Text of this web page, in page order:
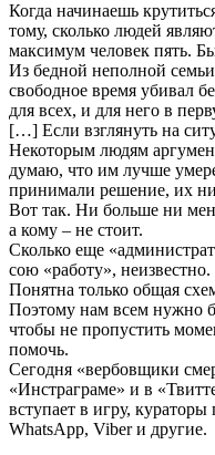
Когда начинаешь
тому, сколько людей
максимум человек пять.
Из бедной неполной
свободное время убивал
для всех, и для него в
[…] Если взглянуть на
Некоторым людям
думаю, что им лучше
принимали решение, их
Вот так. Ни больше ни
а кому – не стоит.
Сколько еще
сою «работу», неизвестно.
Понятна только общая
Поэтому нам всем нужно
чтобы не пропустить
помочь.
Сегодня «вербовщики
«Инстраграме» и в
вступает в игру,
WhatsApp, Viber и другие.